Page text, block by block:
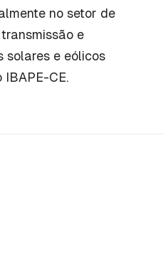
no setor de
e
solares e eólicos
CE.